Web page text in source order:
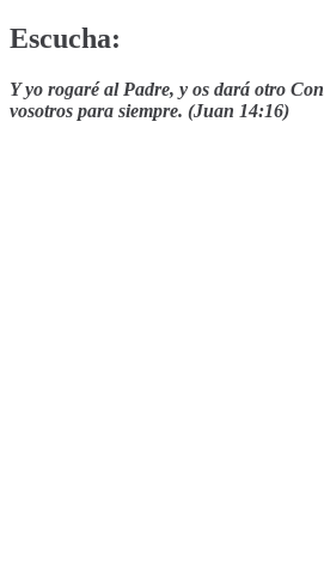
Escucha:
Y yo rogaré al Padre, y os dará otro
vosotros para siempre. (Juan 14:16)